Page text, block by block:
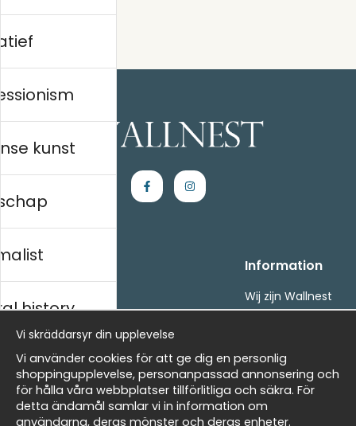
Handla
Villkor
- Returer och återbetalningar
Om cookies
Mina favoriter
Information
Wij zijn Wallnest
FAQ
Nieuwsbrief
kunst
history
Vi skräddarsyr din upplevelse
Vi använder cookies för att ge dig en personlig
shoppingupplevelse, personanpassad annonsering och
för hålla våra webbplatser tillförlitliga och säkra. För
detta ändamål samlar vi in information om
användarna, deras mönster och deras enheter.